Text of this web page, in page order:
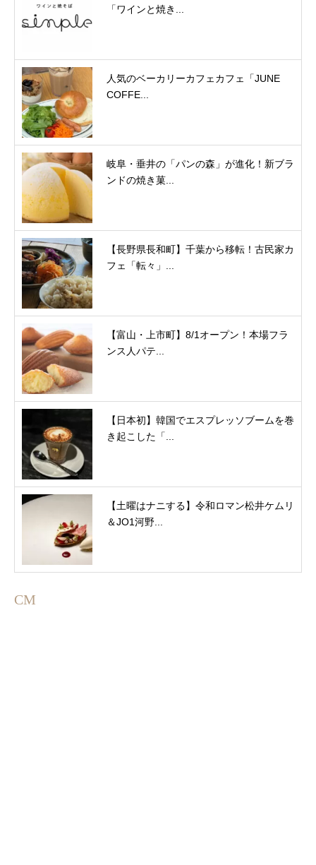
「ワインと焼き...
人気のベーカリーカフェカフェ「JUNE
COFFE...
岐阜・垂井の「パンの森」が進化！新ブラ
ンドの焼き菓...
【長野県長和町】千葉から移転！古民家カ
フェ「転々」...
【富山・上市町】8/1オープン！本場フラ
ンス人パテ...
【日本初】韓国でエスプレッソブームを巻
き起こした「...
【土曜はナニする】令和ロマン松井ケムリ
＆JO1河野...
CM